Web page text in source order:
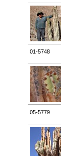
01-5748
05-5779